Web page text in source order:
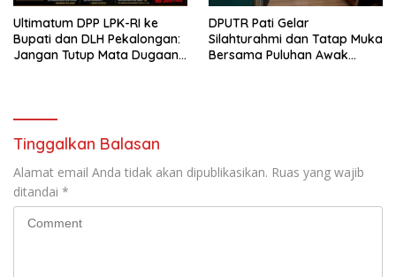
Ultimatum DPP LPK-RI ke
Bupati dan DLH Pekalongan:
Jangan Tutup Mata Dugaan
DPUTR Pati Gelar
Silahturahmi dan Tatap Muka
Bersama Puluhan Awak
Tinggalkan Balasan
Alamat email Anda tidak akan dipublikasikan. Ruas yang wajib
ditandai *